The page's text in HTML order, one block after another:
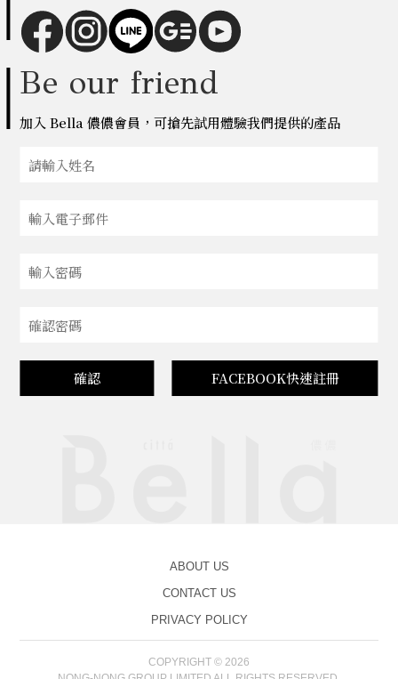
Be our friend
加入 Bella 儂儂會員，可搶先試用體驗我們提供的產品
確認 FACEBOOK快速註冊
ABOUT US
CONTACT US
PRIVACY POLICY
COPYRIGHT © 2026